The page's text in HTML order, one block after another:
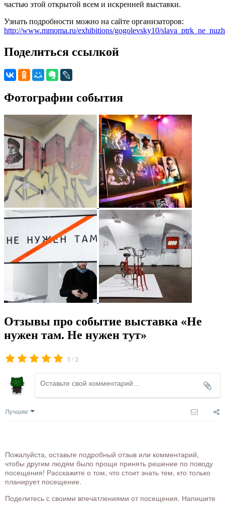
частью этой открытой всем и искренней выставки.
Узнать подробности можно на сайте организаторов:
http://www.mmoma.ru/exhibitions/gogolevsky10/
Поделиться ссылкой
Фотографии события
Отзывы про событие выставка «Не
нужен там. Не нужен тут»
5 /2
Лучшие
Пожалуйста, оставьте подробный отзыв или комментарий,
чтобы другим людям было проще принять решение по поводу
посещения! Расскажите о том, что стоит знать тем, кто только
планирует посещение.
Поделитесь с своими впечатлениями от посещения. Напишите